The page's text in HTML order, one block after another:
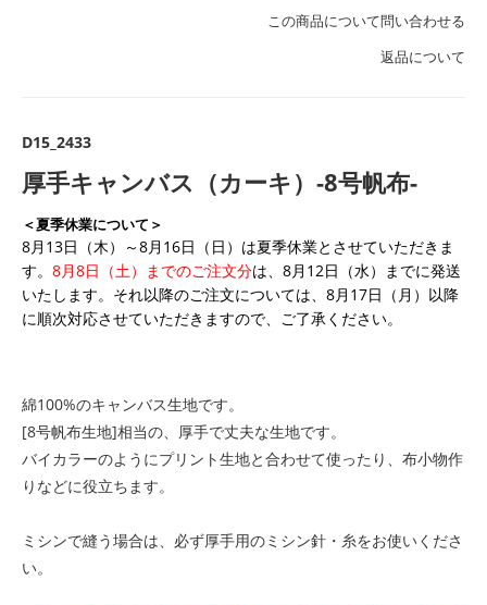
この商品について問い合わせる
返品について
D15_2433
厚手キャンバス（カーキ）-8号帆布-
＜夏季休業について＞
8月13日（木）～8月16日（日）は夏季休業とさせていただきま
す。 8月8日（土）までのご注文分は、8月12日（水）までに発送
いたします。それ以降のご注文については、8月17日（月）以降
に順次対応させていただきますので、ご了承ください。
綿100%のキャンバス生地です。
[8号帆布生地]相当の、厚手で丈夫な生地です。
バイカラーのようにプリント生地と合わせて使ったり、布小物作
りなどに役立ちます。
ミシンで縫う場合は、必ず厚手用のミシン針・糸をお使いくださ
い。